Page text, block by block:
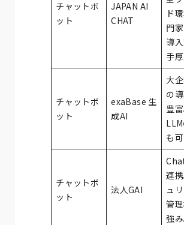
チャットボ
ット
JAPAN AI
CHAT
ド
門
導
手厚
チャットボ
ット
exaBase 生
成AI
大
の
豊
も可
チャットボ
ット
法人GAI
連
ュ
管
強み